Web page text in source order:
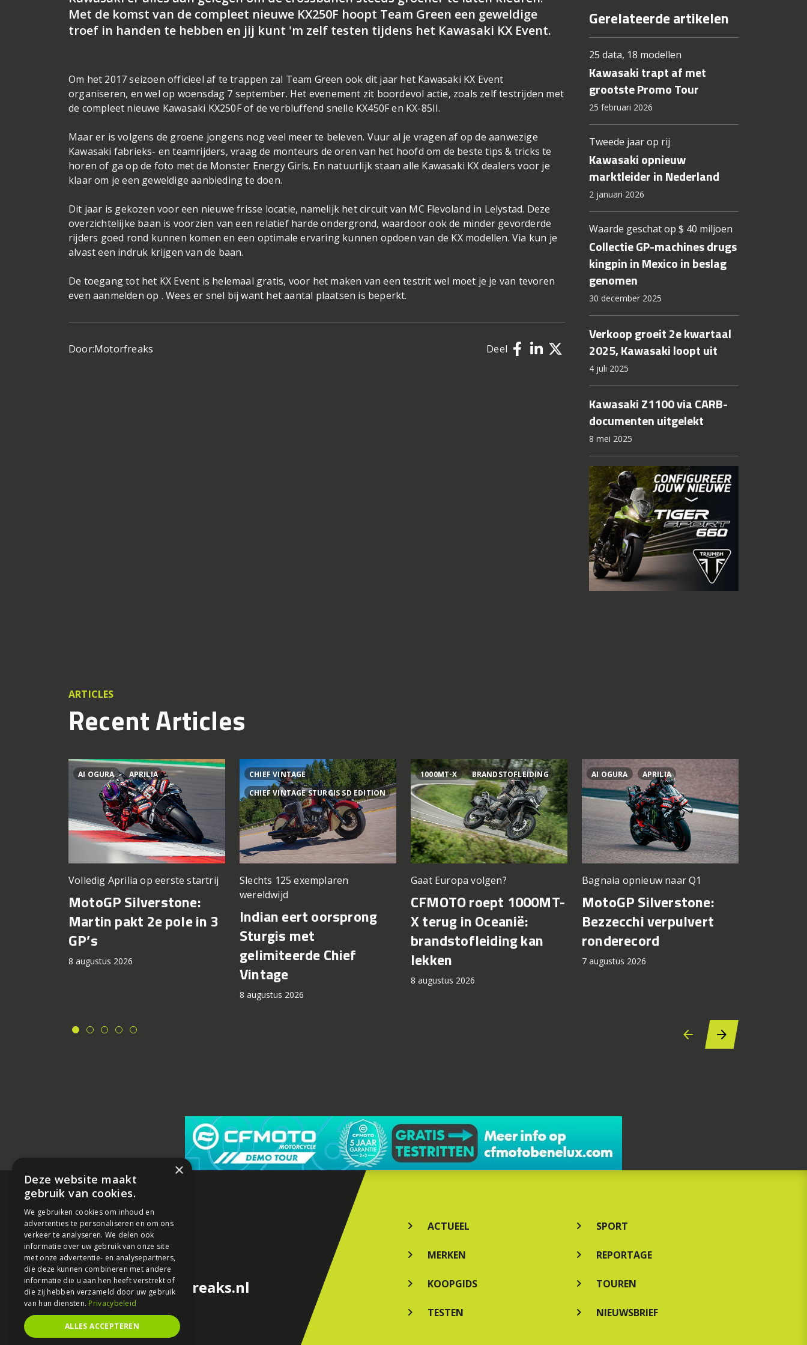
Met de komst van de compleet nieuwe KX250F hoopt Team Green een geweldige
troef in handen te hebben en jij kunt 'm zelf testen tijdens het Kawasaki KX Event.
Om het 2017 seizoen officieel af te trappen zal Team Green ook dit jaar het Kawasaki KX Event
organiseren, en wel op woensdag 7 september. Het evenement zit boordevol actie, zoals zelf testrijden met
de compleet nieuwe Kawasaki KX250F of de verbluffend snelle KX450F en KX-85II.
Maar er is volgens de groene jongens nog veel meer te beleven. Vuur al je vragen af op de aanwezige
Kawasaki fabrieks- en teamrijders, vraag de monteurs de oren van het hoofd om de beste tips & tricks te
horen of ga op de foto met de Monster Energy Girls. En natuurlijk staan alle Kawasaki KX dealers voor je
klaar om je een geweldige aanbieding te doen.
Dit jaar is gekozen voor een nieuwe frisse locatie, namelijk het circuit van MC Flevoland in Lelystad. Deze
overzichtelijke baan is voorzien van een relatief harde ondergrond, waardoor ook de minder gevorderde
rijders goed rond kunnen komen en een optimale ervaring kunnen opdoen van de KX modellen. Via kun je
alvast een indruk krijgen van de baan.
De toegang tot het KX Event is helemaal gratis, voor het maken van een testrit wel moet je je van tevoren
even aanmelden op . Wees er snel bij want het aantal plaatsen is beperkt.
Door:Motorfreaks Deel
Gerelateerde artikelen
25 data, 18 modellen
Kawasaki trapt af met
grootste Promo Tour
25 februari 2026
Tweede jaar op rij
Kawasaki opnieuw
marktleider in Nederland
2 januari 2026
Waarde geschat op $ 40 miljoen
Collectie GP-machines drugs
kingpin in Mexico in beslag
genomen
30 december 2025
Verkoop groeit 2e kwartaal
2025, Kawasaki loopt uit
4 juli 2025
Kawasaki Z1100 via CARB-
documenten uitgelekt
8 mei 2025
ARTICLES
Recent Articles
AI OGURA APRILIA
Volledig Aprilia op eerste startrij
MotoGP Silverstone:
Martin pakt 2e pole in 3
GP’s
8 augustus 2026
CHIEF VINTAGE
CHIEF VINTAGE STURGIS SD EDITION
Slechts 125 exemplaren
wereldwijd
Indian eert oorsprong
Sturgis met
gelimiteerde Chief
Vintage
8 augustus 2026
1000MT-X BRANDSTOFLEIDING
Gaat Europa volgen?
CFMOTO roept 1000MT-
X terug in Oceanië:
brandstofleiding kan
lekken
8 augustus 2026
AI OGURA APRILIA
Bagnaia opnieuw naar Q1
MotoGP Silverstone:
Bezzecchi verpulvert
ronderecord
7 augustus 2026
redactie@motorfreaks.nl
ACTUEEL
MERKEN
KOOPGIDS
TESTEN
SPORT
REPORTAGE
TOUREN
NIEUWSBRIEF
×
Deze website maakt
gebruik van cookies.
We gebruiken cookies om inhoud en
advertenties te personaliseren en om ons
verkeer te analyseren. We delen ook
informatie over uw gebruik van onze site
met onze advertentie- en analysepartners,
die deze kunnen combineren met andere
informatie die u aan hen heeft verstrekt of
die zij hebben verzameld door uw gebruik
van hun diensten. Privacybeleid
ALLES ACCEPTEREN